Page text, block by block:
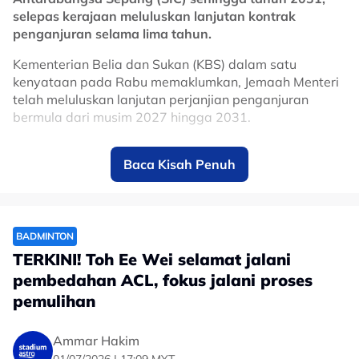
selepas kerajaan meluluskan lanjutan kontrak
penganjuran selama lima tahun.
Kementerian Belia dan Sukan (KBS) dalam satu
kenyataan pada Rabu memaklumkan, Jemaah Menteri
telah meluluskan lanjutan perjanjian penganjuran
bermula dari musim 2027 hingga 2031.
Keputusan itu memastikan Malaysia terus kekal dalam
kalendar MotoGP, sekali gus mengukuhkan kedudukan
Sepang sebagai antara litar ikonik dalam kejuaraan
Litar Antarabangsa Sepang mula menjadi tuan rumah
MotoGP pada 1999 dan hanya terlepas menganjurkan
perlumbaan pada musim 2020 serta 2021 susulan
pandemik COVID-19.
Sepanjang lebih dua dekad penganjurannya, Grand
Prix Malaysia berjaya menarik kehadiran ratusan ribu
peminat dari dalam dan luar negara, selain memberi
Baca Kisah Penuh
BADMINTON
TERKINI! Toh Ee Wei selamat jalani
pembedahan ACL, fokus jalani proses
pemulihan
Ammar Hakim